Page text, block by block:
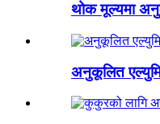
थोक मूल्यमा
अनुकूलित